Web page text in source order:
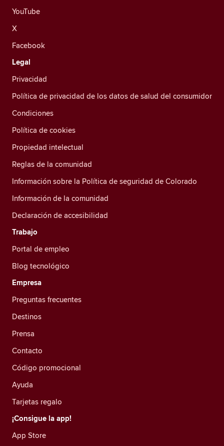
YouTube
X
Facebook
Legal
Privacidad
Política de privacidad de los datos de salud del consumidor
Condiciones
Política de cookies
Propiedad intelectual
Reglas de la comunidad
Información sobre la Política de seguridad de Colorado
Información de la comunidad
Declaración de accesibilidad
Trabajo
Portal de empleo
Blog tecnológico
Empresa
Preguntas frecuentes
Destinos
Prensa
Contacto
Código promocional
Ayuda
Tarjetas regalo
¡Consigue la app!
App Store